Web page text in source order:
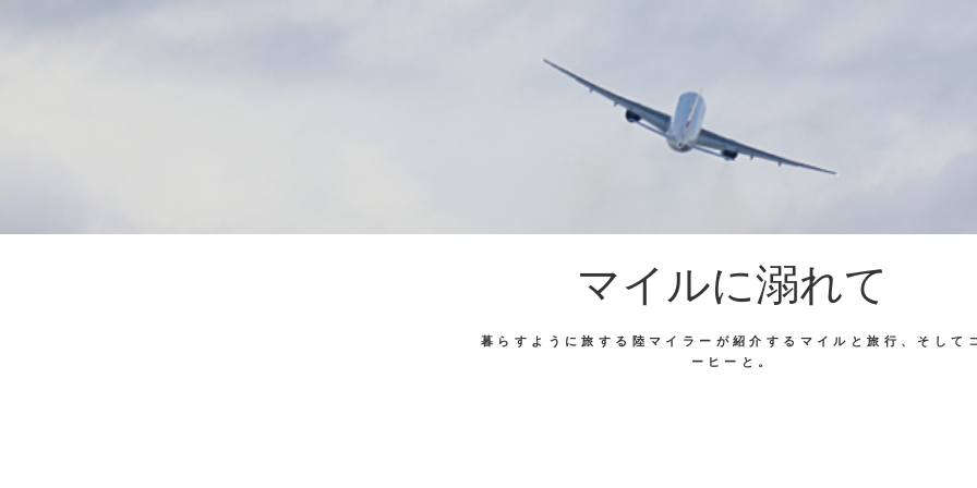
マイルに溺れて
暮らすように旅する陸マイラーが紹介するマイルと旅行、そして
ーヒーと。